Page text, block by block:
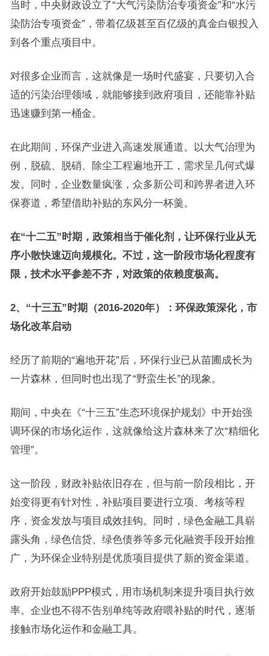
当时，中央财政设立了“大气污染防治专项资金”和“水污
染防治专项资金”，带着亿级甚至百亿级的真金白银投入
到各个重点项目中。
对很多企业而言，这就像是一场时代盛宴，只要切入合
适的污染治理领域，就能够接到政府项目，还能靠补贴
迅速赚到第一桶金。
在此期间，环保产业进入高速发展通道。以大气治理为
例，脱硫、脱硝、除尘工程遍地开工，需求呈几何式爆
发。同时，企业数量疯涨，众多新公司和跨界者进入环
保赛道，希望借助补贴的东风分一杯羹。
在“十二五”时期，政策相当于催化剂，让环保行业从无
序小散快速迈向规模化。不过，这一阶段市场化程度有
限，技术水平参差不齐，对政策的依赖度极高。
2、“十三五”时期（2016-2020年）：环保政策深化，市
场化改革启动
经历了前期的“遍地开花”后，环保行业已从苗圃成长为
一片森林，但同时也出现了“野蛮生长”的现象。
期间，中央在《“十三五”生态环境保护规划》中开始强
调环保的市场化运作，这就像给这片森林来了次“精细化
管理”。
这一阶段，财政补贴依旧存在，但与前一阶段相比，开
始变得更有针对性，补贴项目要进行立项、考核等程
序，资金发放与项目成效挂钩。同时，绿色金融工具崭
露头角，绿色信贷、绿色债券等多元化融资手段开始推
广，为环保企业特别是优质项目提供了新的资金渠道。
政府开始鼓励PPP模式，用市场机制来提升项目执行效
率。企业也不得不告别单纯等政府喂补贴的时代，逐渐
接触市场化运作和金融工具。